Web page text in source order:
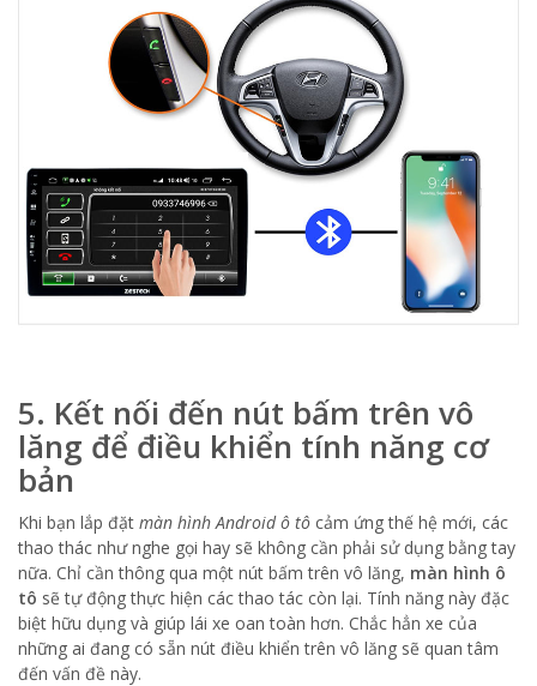
5. Kết nối đến nút bấm trên vô
lăng để điều khiển tính năng cơ
bản
Khi bạn lắp đặt màn hình Android ô tô cảm ứng thế hệ mới, các
thao thác như nghe gọi hay sẽ không cần phải sử dụng bằng tay
nữa. Chỉ cần thông qua một nút bấm trên vô lăng, màn hình ô
tô sẽ tự động thực hiện các thao tác còn lại. Tính năng này đặc
biệt hữu dụng và giúp lái xe oan toàn hơn. Chắc hẳn xe của
những ai đang có sẵn nút điều khiển trên vô lăng sẽ quan tâm
đến vấn đề này.